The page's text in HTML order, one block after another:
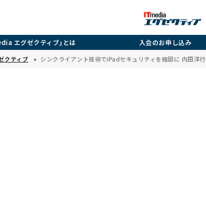
エグゼクティブ」とは 入会のお申し込み
クティブ シンクライアント技術でiPadセキュリティを強固に 内田洋行